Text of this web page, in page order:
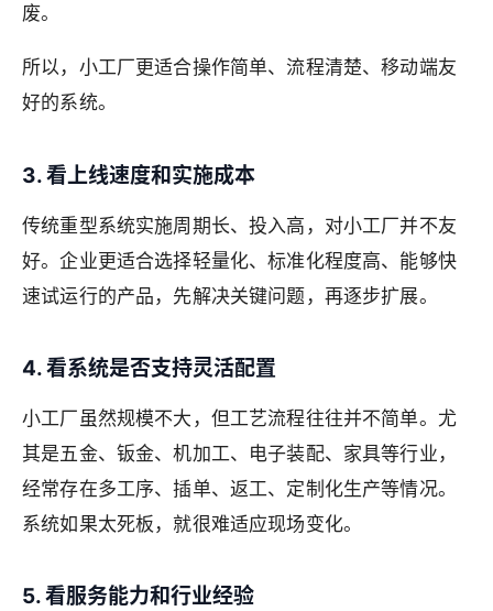
废。
所以，小工厂更适合操作简单、流程清楚、移动端友
好的系统。
3. 看上线速度和实施成本
传统重型系统实施周期长、投入高，对小工厂并不友
好。企业更适合选择轻量化、标准化程度高、能够快
速试运行的产品，先解决关键问题，再逐步扩展。
4. 看系统是否支持灵活配置
小工厂虽然规模不大，但工艺流程往往并不简单。尤
其是五金、钣金、机加工、电子装配、家具等行业，
经常存在多工序、插单、返工、定制化生产等情况。
系统如果太死板，就很难适应现场变化。
5. 看服务能力和行业经验